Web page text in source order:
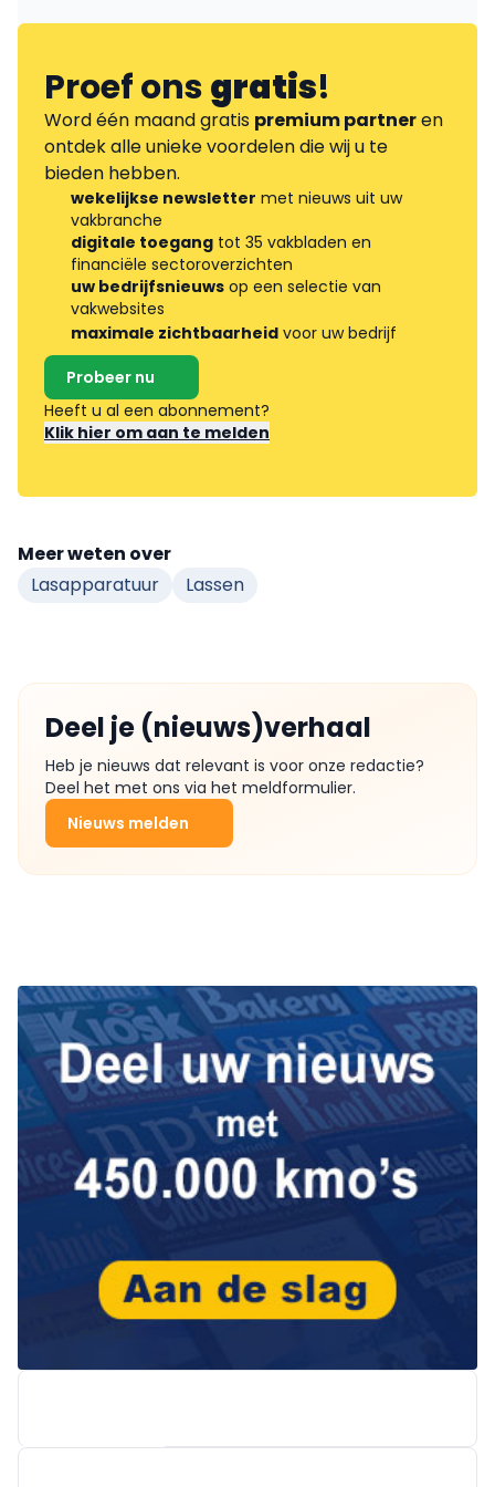
Proef onsgratis!
Word één maand gratis premium partneren
ontdek alle unieke voordelen die wij u te
bieden hebben.
wekelijkse newsletter met nieuws uit uw
vakbranche
digitale toegang tot 35 vakbladen en
financiële sectoroverzichten
uw bedrijfsnieuws op een selectie van
vakwebsites
maximale zichtbaarheid voor uw bedrijf
Probeer nu
Heeft u al een abonnement?
Klik hier om aan te melden
Meer weten over
Lasapparatuur
Lassen
Deel je (nieuws)verhaal
Heb je nieuws dat relevant is voor onze redactie?
Deel het met ons via het meldformulier.
Nieuws melden